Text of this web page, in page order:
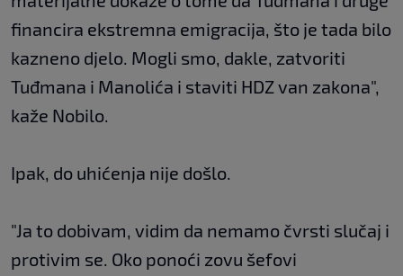
financira ekstremna emigracija, što je tada bilo
kazneno djelo. Mogli smo, dakle, zatvoriti
Tuđmana i Manolića i staviti HDZ van zakona",
kaže Nobilo.
Ipak, do uhićenja nije došlo.
"Ja to dobivam, vidim da nemamo čvrsti slučaj i
protivim se. Oko ponoći zovu šefovi